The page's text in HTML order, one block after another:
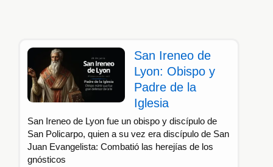
San Ireneo de
Lyon: Obispo y
Padre de la
Iglesia
San Ireneo de Lyon fue un obispo y discípulo de
San Policarpo, quien a su vez era discípulo de San
Juan Evangelista: Combatió las herejías de los
gnósticos